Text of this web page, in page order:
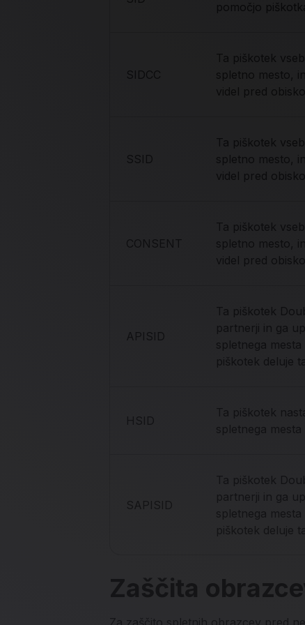
pomočjo
SIDCC
Ta piškotek
spletno mesto,
videl pred
SSID
Ta piškotek
spletno mesto,
videl pred
CONSENT
Ta piškotek
spletno mesto,
videl pred
APISID
Ta piškotek
partnerji in ga
spletnega
piškotek deluje
HSID
Ta piškotek
spletnega
SAPISID
Ta piškotek
partnerji in ga
spletnega
piškotek deluje
Zaščita
Za zaščito spletnih obrazcev pred